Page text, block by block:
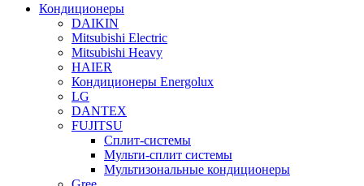
Кондиционеры
DAIKIN
Mitsubishi Electric
Mitsubishi Heavy
HAIER
Кондиционеры Energolux
LG
DANTEX
FUJITSU
Сплит-системы
Мульти-сплит системы
Мультизональные кондиционеры